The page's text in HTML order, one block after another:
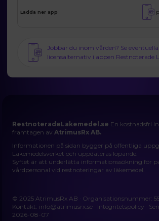
Ladda ner app
Jobbar du inom vården? Se eventuella
licensalternativ i appen Restnoterade
RestnoteradeLakemedel.se En kostnadsfri
framtagen avAtrimusRx AB.
Informationen på sidan bygger på offentliga
Läkemedelsverket och uppdateras löpande.
Syftet är att underlätta informationssökning för
vårdpersonal vid restnoteringar av läkemedel.
© 2025 AtrimusRx AB · Organisationsnummer:
Kontakt: info@atrimusrx.se · Integritetspolicy ·
2026-08-07